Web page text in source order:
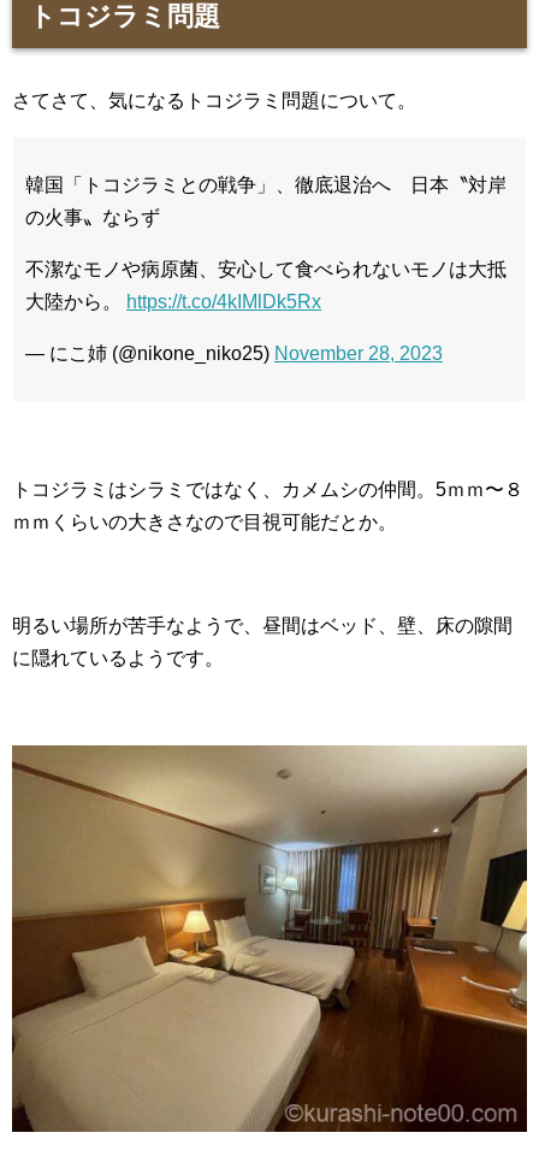
トコジラミ問題
さてさて、気になるトコジラミ問題について。
韓国「トコジラミとの戦争」、徹底退治へ 日本〝対岸
の火事〟ならず
不潔なモノや病原菌、安心して食べられないモノは大抵
大陸から。
https://t.co/4kIMlDk5Rx
— にこ姉 (@nikone_niko25) November 28, 2023
トコジラミはシラミではなく、カメムシの仲間。5ｍｍ〜８
ｍｍくらいの大きさなので目視可能だとか。
明るい場所が苦手なようで、昼間はベッド、壁、床の隙間
に隠れているようです。